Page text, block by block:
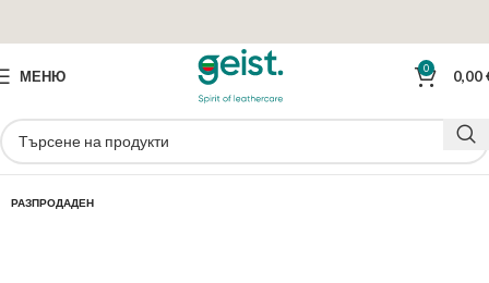
МЕНЮ 0 0,00
РАЗПРОДАДЕН